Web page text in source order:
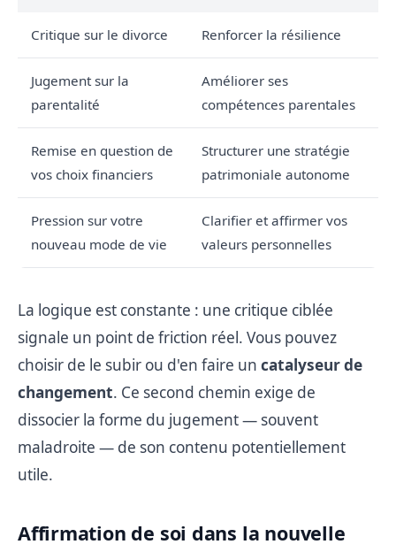
Critique sur le divorce Renforcer la résilience
Jugement sur la
parentalité
Améliorer ses
compétences parentales
Remise en question de
vos choix financiers
Structurer une stratégie
patrimoniale autonome
Pression sur votre
nouveau mode de vie
Clarifier et affirmer vos
valeurs personnelles
La logique est constante : une critique ciblée
signale un point de friction réel. Vous pouvez
choisir de le subir ou d'en faire un catalyseur de
changement. Ce second chemin exige de
dissocier la forme du jugement — souvent
maladroite — de son contenu potentiellement
utile.
Affirmation de soi dans la nouvelle